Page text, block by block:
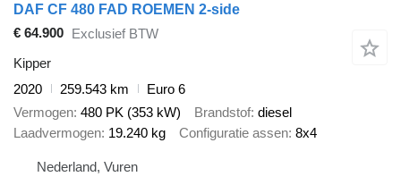
DAF CF 480 FAD ROEMEN 2-side
€ 64.900 Exclusief BTW
Kipper
2020
259.543 km
Euro 6
Vermogen 480 PK (353 kW) Brandstof diesel
Laadvermogen 19.240 kg Configuratie assen 8x4
Nederland, Vuren